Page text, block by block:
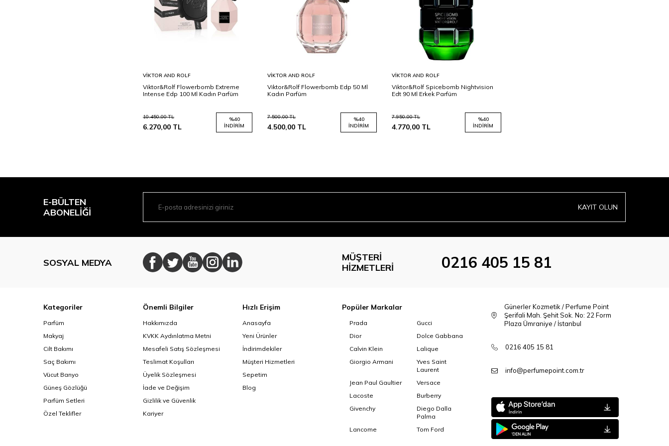
Ekle
VIKTOR AND ROLF
Viktor&Rolf Flowerbomb Extreme
Intense Edp 100 Ml Kadın Parfüm
10.450,00TL
6.270,00 TL
%40
İNDIRIM
Ekle
VIKTOR AND ROLF
Viktor&Rolf Flowerbomb Edp 50 Ml
Kadın Parfüm
7.500,00TL
4.500,00 TL
%40
İNDIRIM
Ekle
VIKTOR AND ROLF
Viktor&Rolf Spicebomb Nightvision
Edt 90 Ml Erkek Parfüm
7.950,00TL
4.770,00 TL
%40
İNDIRIM
E-BÜLTEN
ABONELIĞI
KAYIT OLUN
SOSYAL MEDYA
MÜŞTERI
HIZMETLERI
0216 405 15 81
Kategoriler
Parfüm
Makyaj
Cilt Bakımı
Saç Bakımı
Vücut Banyo
Güneş Gözlüğü
Parfüm Setleri
Özel Teklifler
Önemli Bilgiler
Hakkımızda
KVKK Aydınlatma Metni
Mesafeli Satış Sözleşmesi
Teslimat Koşulları
Üyelik Sözleşmesi
İade ve Değişim
Gizlilik ve Güvenlik
Kariyer
Hızlı Erişim
Anasayfa
Yeni Ürünler
İndirimdekiler
Müşteri Hizmetleri
Sepetim
Blog
Popüler Markalar
Prada
Gucci
Dior
Dolce Gabbana
Calvin Klein
Lalique
Giorgio Armani
Yves Saint
Laurent
Jean Paul Gaultier
Versace
Lacoste
Burberry
Givenchy
Diego Dalla
Palma
Lancome
Tom Ford
Günerler Kozmetik / Perfume Point
Şerifali Mah. Şehit Sok. No: 22 Form
Plaza Ümraniye / İstanbul
0216 405 15 81
info@perfumepoint.com.tr